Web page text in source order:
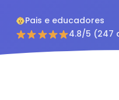
Pais e educadores
4.8/5 (247